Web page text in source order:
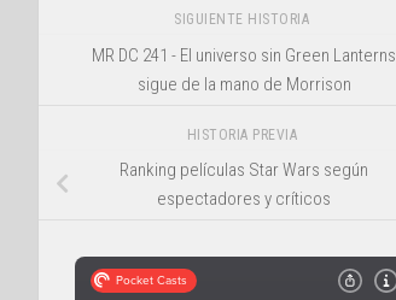
SIGUIENTE HISTORIA
MR DC 241 - El universo sin Green Lanterns
sigue de la mano de Morrison
HISTORIA PREVIA
Ranking películas Star Wars según
espectadores y críticos